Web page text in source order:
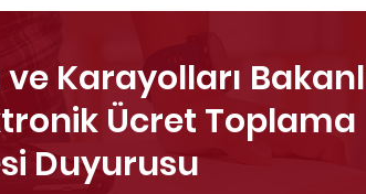
Karayolları
Ücret Toplama
Duyurusu